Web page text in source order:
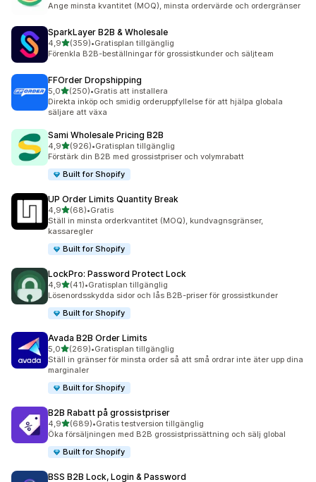
Ange minsta kvantitet (MOQ), minsta ordervärde och ordergränser
SparkLayer B2B & Wholesale
4,9av 5 stjärnor
(359)
359 recensioner totalt
•Gratisplan tillgänglig
Förenkla B2B-beställningar för grossistkunder och säljteam
FFOrder Dropshipping
5,0av 5 stjärnor
(250)
250 recensioner totalt
•Gratis att installera
Direkta inköp och smidig orderuppfyllelse för att hjälpa globala
säljare att växa
Sami Wholesale Pricing B2B
4,9av 5 stjärnor
(926)
926 recensioner totalt
•Gratisplan tillgänglig
Förstärk din B2B med grossistpriser och volymrabatt
Built for Shopify
UP Order Limits Quantity Break
4,9av 5 stjärnor
(68)
68 recensioner totalt
•Gratis
Ställ in minsta orderkvantitet (MOQ), kundvagnsgränser,
kassaregler
Built for Shopify
LockPro: Password Protect Lock
4,9av 5 stjärnor
(41)
41 recensioner totalt
•Gratisplan tillgänglig
Lösenordsskydda sidor och lås B2B-priser för grossistkunder
Built for Shopify
Avada B2B Order Limits
5,0av 5 stjärnor
(269)
269 recensioner totalt
•Gratisplan tillgänglig
Ställ in gränser för minsta order så att små ordrar inte äter upp dina
marginaler
Built for Shopify
B2B Rabatt på grossistpriser
4,9av 5 stjärnor
(689)
689 recensioner totalt
•Gratis testversion tillgänglig
Öka försäljningen med B2B grossistprissättning och sälj global
Built for Shopify
BSS B2B Lock, Login & Password